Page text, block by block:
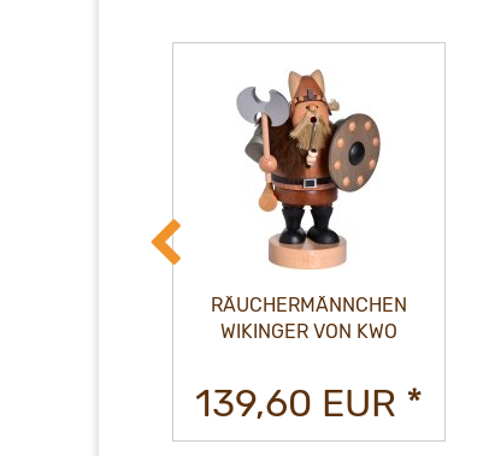
RÄUCHERMÄNNCHEN
WIKINGER VON KWO
139,60 EUR *